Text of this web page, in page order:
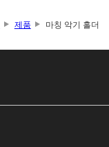
제품 마칭 악기 홀더